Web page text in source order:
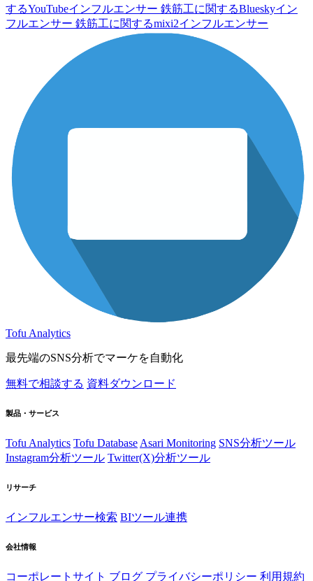
するYouTubeインフルエンサー 鉄筋工に関するBlueskyイン
フルエンサー 鉄筋工に関するmixi2インフルエンサー
Tofu Analytics
最先端のSNS分析でマーケを自動化
無料で相談する 資料ダウンロード
製品・サービス
Tofu Analytics Tofu Database Asari Monitoring SNS分析ツール
Instagram分析ツール Twitter(X)分析ツール
リサーチ
インフルエンサー検索 BIツール連携
会社情報
コーポレートサイト ブログ プライバシーポリシー 利用規約